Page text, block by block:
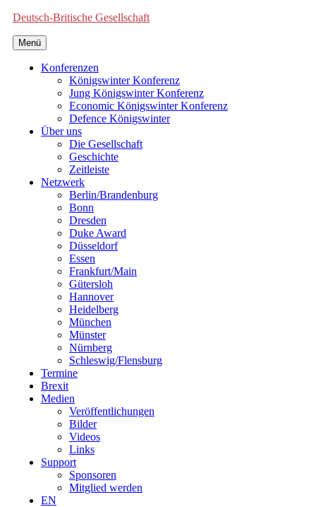
Deutsch-Britische Gesellschaft
Menü
Konferenzen
Königswinter Konferenz
Jung Königswinter Konferenz
Economic Königswinter Konferenz
Defence Königswinter
Über uns
Die Gesellschaft
Geschichte
Zeitleiste
Netzwerk
Berlin/Brandenburg
Bonn
Dresden
Duke Award
Düsseldorf
Essen
Frankfurt/Main
Gütersloh
Hannover
Heidelberg
München
Münster
Nürnberg
Schleswig/Flensburg
Termine
Brexit
Medien
Veröffentlichungen
Bilder
Videos
Links
Support
Sponsoren
Mitglied werden
EN